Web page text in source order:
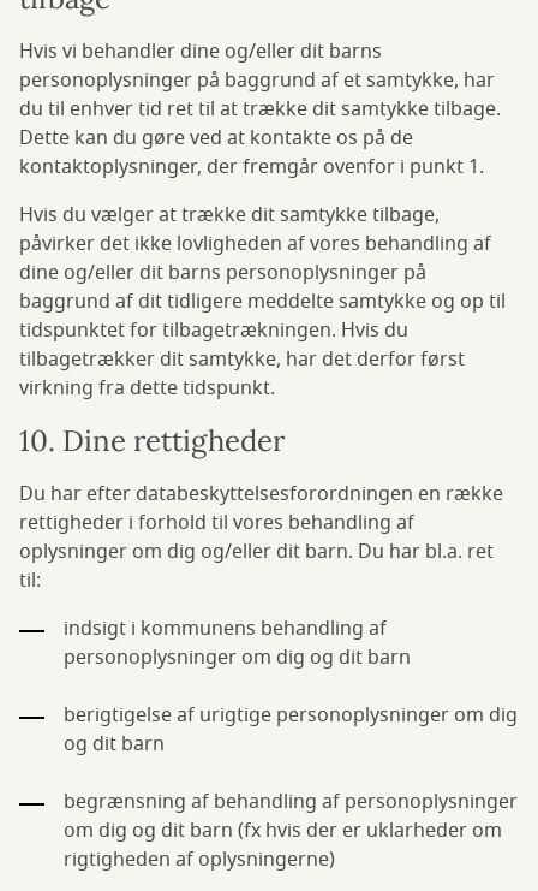
Hvis vi behandler dine og/eller dit barns
personoplysninger på baggrund af et samtykke, har
du til enhver tid ret til at trække dit samtykke tilbage.
Dette kan du gøre ved at kontakte os på de
kontaktoplysninger, der fremgår ovenfor i punkt 1.
Hvis du vælger at trække dit samtykke tilbage,
påvirker det ikke lovligheden af vores behandling af
dine og/eller dit barns personoplysninger på
baggrund af dit tidligere meddelte samtykke og op til
tidspunktet for tilbagetrækningen. Hvis du
tilbagetrækker dit samtykke, har det derfor først
virkning fra dette tidspunkt.
10. Dine rettigheder
Du har efter databeskyttelsesforordningen en række
rettigheder i forhold til vores behandling af
oplysninger om dig og/eller dit barn. Du har bl.a. ret
til:
indsigt i kommunens behandling af
personoplysninger om dig og dit barn
berigtigelse af urigtige personoplysninger om dig
og dit barn
begrænsning af behandling af personoplysninger
om dig og dit barn (fx hvis der er uklarheder om
rigtigheden af oplysningerne)